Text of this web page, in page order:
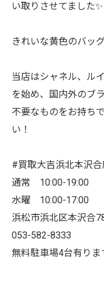
い取りさせてました✨
きれいな黄色のバッ
当店はシャネル、ル
を始め、国内外のブ
不要なものをお持ち
い！
#買取大吉浜北本沢合
通常 10:00-19:00
水曜 10:00-17:00
浜松市浜北区本沢合
053-582-8333
無料駐車場4台有りま